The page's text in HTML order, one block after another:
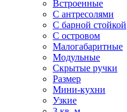
Встроенные
С антресолями
С барной стойкой
С островом
Малогабаритные
Модульные
Скрытые ручки
Размер
Мини-кухни
Узкие